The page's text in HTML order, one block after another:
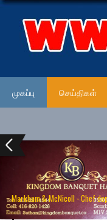
முகப்பு செய்திகள்
Markham & McNicoll - Chef
UK (London)